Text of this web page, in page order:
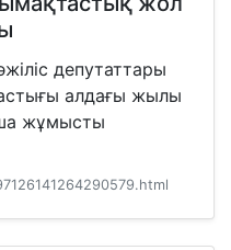
депутаттары
алдағы жылы
жұмысты